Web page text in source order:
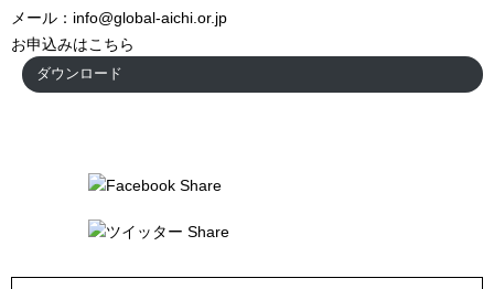
メール：info@global-aichi.or.jp
お申込みはこちら
ダウンロード